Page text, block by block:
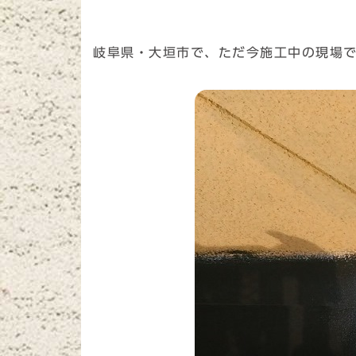
岐阜県・大垣市で、ただ今施工中の現場